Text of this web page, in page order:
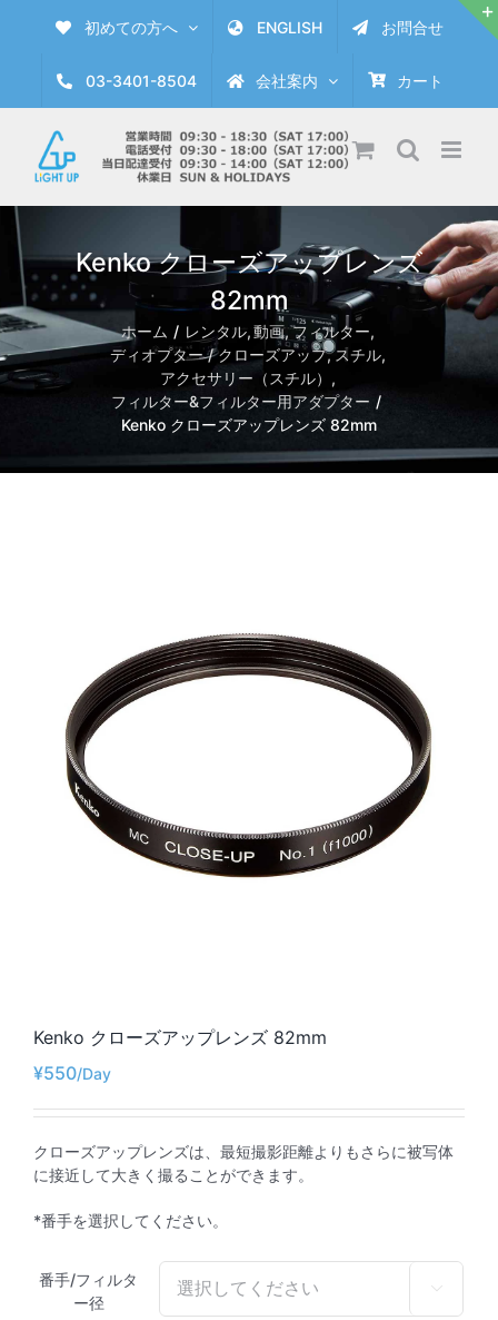
初めての方へ ENGLISH お問合せ
03-3401-8504 会社案内 カート
Kenko クローズアップレンズ
82mm
ホーム レンタル 動画 フィルター
ディオプター / クローズアップ スチル
アクセサリー（スチル）
フィルター&フィルター用アダプター
Kenko クローズアップレンズ 82mm
Kenko クローズアップレンズ 82mm
¥550
クローズアップレンズは、最短撮影距離よりもさらに被写体
に接近して大きく撮ることができます。
*番手を選択してください。
番手/フィルタ
ー径
